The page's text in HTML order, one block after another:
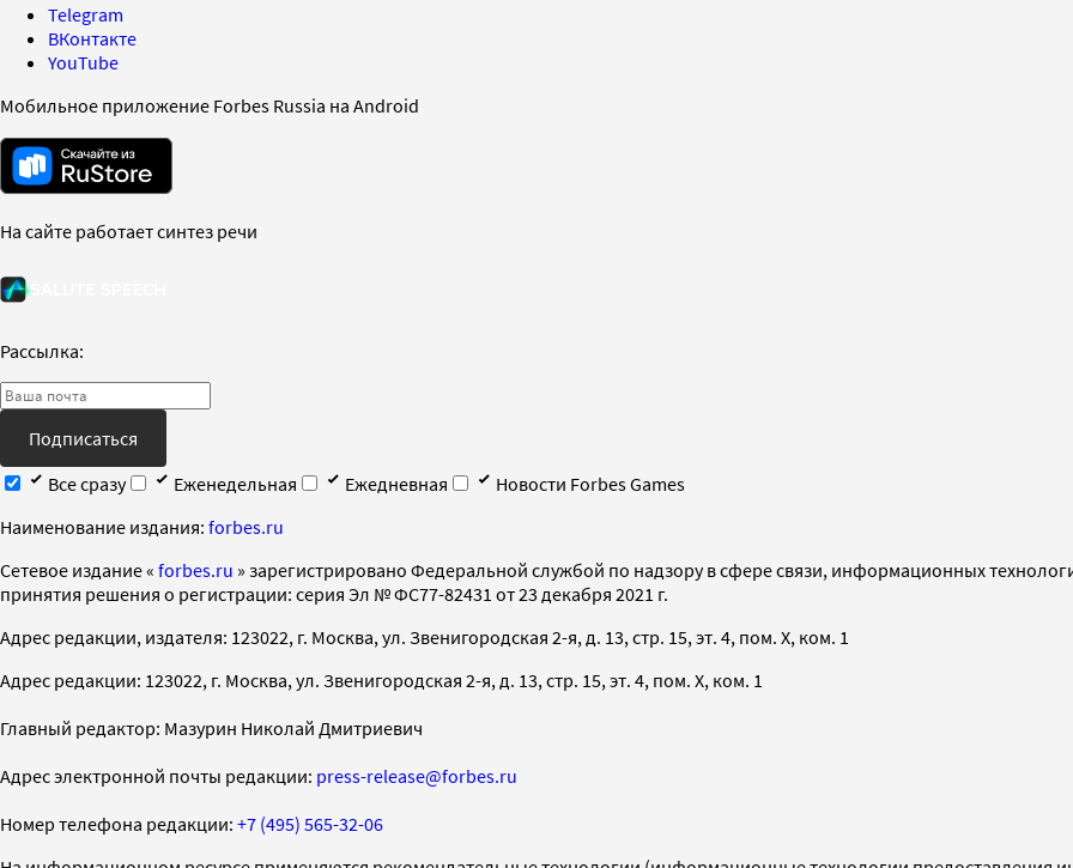
Telegram
ВКонтакте
YouTube
Мобильное приложение Forbes Russia на Android
На сайте работает синтез речи
Рассылка:
Подписаться
Все сразу
Еженедельная Ежедневная
Новости Forbes Games
Наименование издания: forbes.ru
Cетевое издание « forbes.ru » зарегистрировано Федеральной службой по надзору в сфере связи, информационных
принятия решения о регистрации: серия Эл № ФС77-82431 от 23 декабря 2021 г.
Адрес редакции, издателя: 123022, г. Москва, ул. Звенигородская 2-я, д. 13, стр. 15, эт. 4, пом. X, ком. 1
Адрес редакции: 123022, г. Москва, ул. Звенигородская 2-я, д. 13, стр. 15, эт. 4, пом. X, ком. 1
Главный редактор: Мазурин Николай Дмитриевич
Адрес электронной почты редакции: press-release@forbes.ru
Номер телефона редакции: +7 (495) 565-32-06